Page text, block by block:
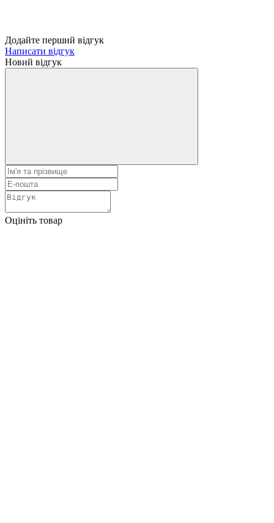
Додайте перший відгук
Написати відгук
Новий відгук
Оцініть товар